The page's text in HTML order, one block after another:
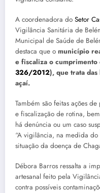
A coordenadora do Setor
Vigilância Sanitária de
Municipal de Saúde de
destaca que o município
e fiscaliza o
326/2012), que trata
açaí.
Também são feitas ações
e fiscalização de rotina,
há denúncia ou um caso
“A vigilância, na medida do
situação da doença de
Débora Barros ressalta a
artesanal feito pela
contra possíveis